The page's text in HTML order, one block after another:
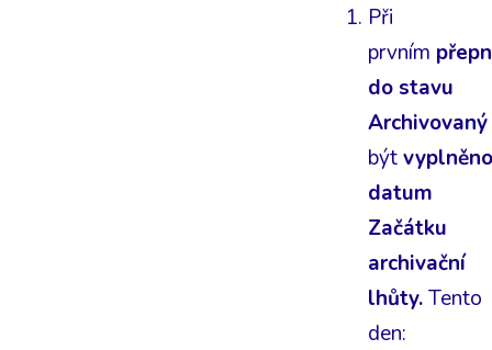
Při
prvním
do stavu
Archivovaný
býtvyplněno
datum
Začátku
archivační
lhůty.Tento
den: